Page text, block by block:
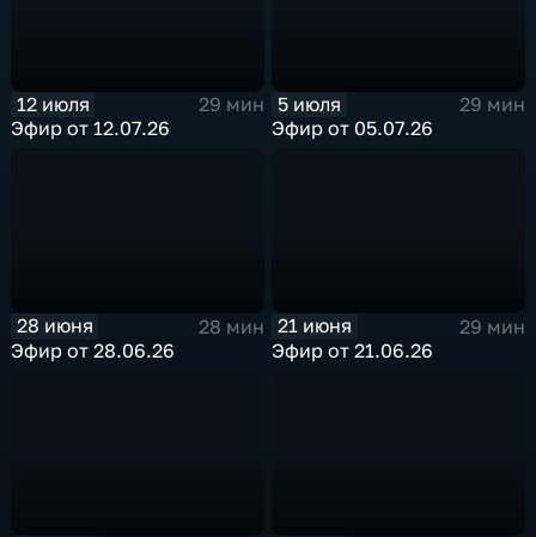
12 июля
29 мин
Эфир от 12.07.26
5 июля
29 мин
Эфир от 05.07.26
28 июня
28 мин
Эфир от 28.06.26
21 июня
29 мин
Эфир от 21.06.26